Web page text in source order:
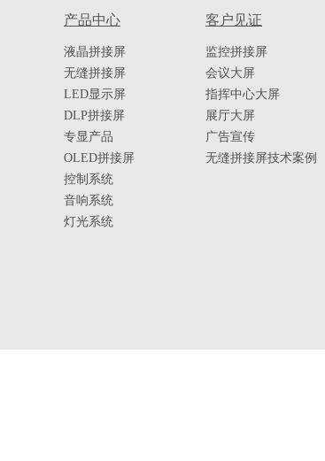
产品中心
液晶拼接屏
无缝拼接屏
LED显示屏
DLP拼接屏
专显产品
OLED拼接屏
控制系统
音响系统
灯光系统
客户见证
监控拼接屏
会议大屏
指挥中心大屏
展厅大屏
广告宣传
无缝拼接屏技术案例